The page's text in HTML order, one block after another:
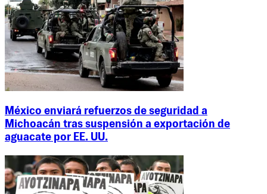
México enviará refuerzos de seguridad a
Michoacán tras suspensión a exportación de
aguacate por EE. UU.